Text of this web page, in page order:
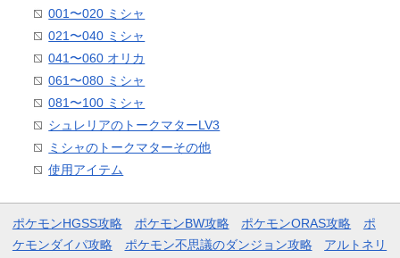
001〜020 ミシャ
021〜040 ミシャ
041〜060 オリカ
061〜080 ミシャ
081〜100 ミシャ
シュレリアのトークマターLV3
ミシャのトークマターその他
使用アイテム
ポケモンHGSS攻略 ポケモンBW攻略 ポケモンORAS攻略
ポ
ケモンダイパ攻略
ポケモン不思議のダンジョン攻略
アルトネリ